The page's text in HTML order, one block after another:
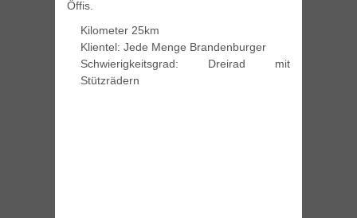
Öffis.
Kilometer 25km
Klientel: Jede Menge Brandenburger
Schwierigkeitsgrad: Dreirad mit
Stützrädern